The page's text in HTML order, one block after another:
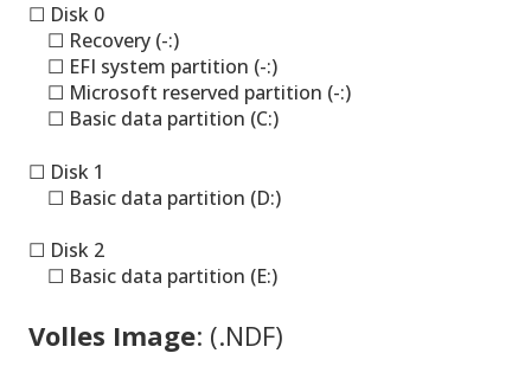
☐ Disk 0
☐ Recovery (-:)
☐ EFI system partition (-:)
☐ Microsoft reserved partition (-:)
☐ Basic data partition (C:)
☐ Disk 1
☐ Basic data partition (D:)
☐ Disk 2
☐ Basic data partition (E:)
Volles Image: (.NDF)